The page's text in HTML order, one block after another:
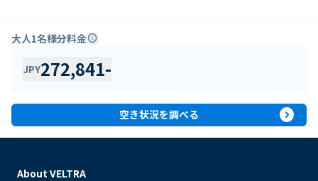
大人1名様分料金info
JPY272,841-
空き状況を調べる expand_circle_right
About VELTRA